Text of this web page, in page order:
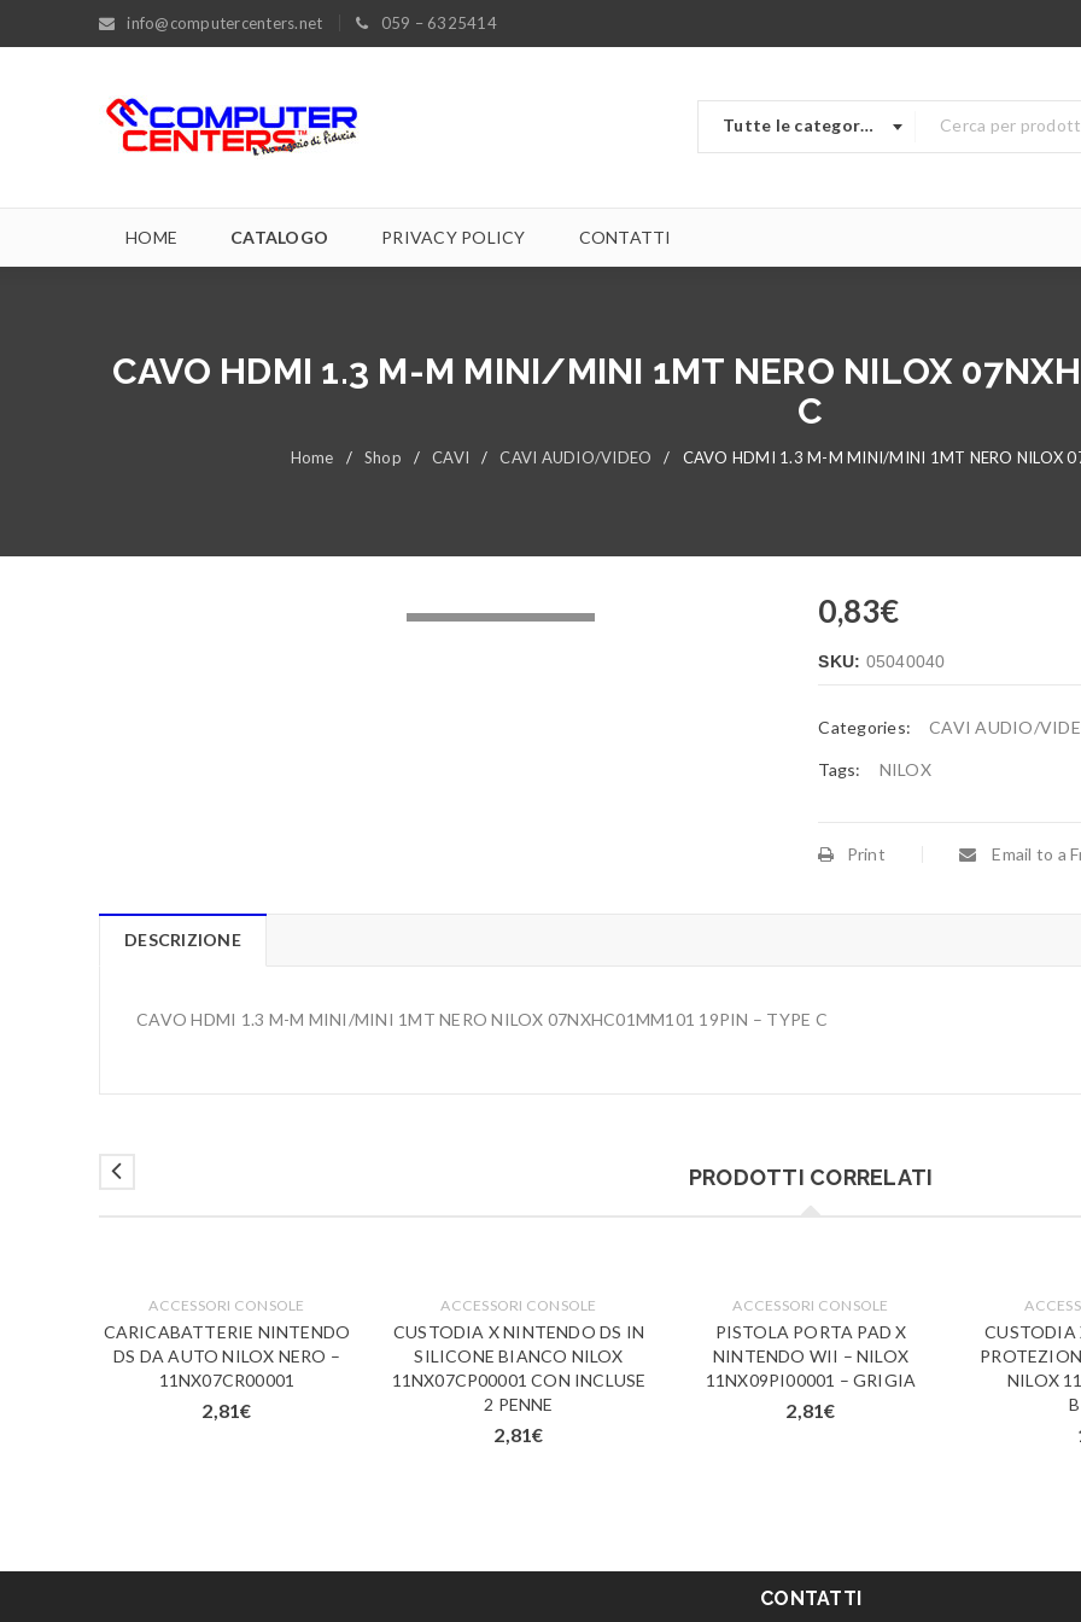
info@computercenters.net 059 – 6325414
Tutte le categorie
HOME CATALOGO PRIVACY POLICY CONTATTI
CAVO HDMI 1.3 M-M MINI/MINI 1MT NERO NILOX
C
Home / Shop / CAVI / CAVI AUDIO/VIDEO / CAVO HDMI 1.3 M-M MINI/MINI 1MT NERO NILOX
0,83€
SKU: 05040040
Categories: CAVI AUDIO/
Tags: NILOX
Print Email to a
DESCRIZIONE
CAVO HDMI 1.3 M-M MINI/MINI 1MT NERO NILOX 07NXHC01MM101 19PIN – TYPE C
PRODOTTI CORRELATI
ACCESSORI CONSOLE
CARICABATTERIE NINTENDO
DS DA AUTO NILOX NERO –
11NX07CR00001
2,81€
ACCESSORI CONSOLE
CUSTODIA X NINTENDO DS IN
SILICONE BIANCO NILOX
11NX07CP00001 CON INCLUSE
2 PENNE
2,81€
ACCESSORI CONSOLE
PISTOLA PORTA PAD X
NINTENDO WII – NILOX
11NX09PI00001 – GRIGIA
2,81€
CUSTODIA
NILOX
CONTATTI